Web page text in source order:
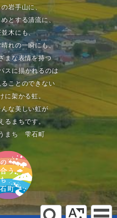
岩手山に、
とする清流に、
並木にも、
れの一瞬にも、
まな表情を持つ
スに描かれるのは
ことのできない
に架かる虹。
な美しい虹が
るまちです。
まち 雫石町